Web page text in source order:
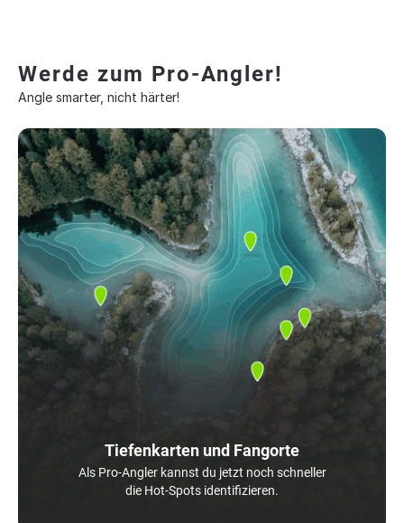
Werde zum Pro-Angler!
Angle smarter, nicht härter!
Tiefenkarten und Fangorte
Als Pro-Angler kannst du jetzt noch schneller
die Hot-Spots identifizieren.